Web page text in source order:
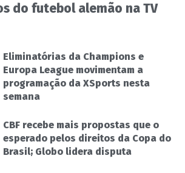
do futebol alemão na TV
Eliminatórias da Champions e
Europa League movimentam a
programação da XSports nesta
semana
CBF recebe mais propostas que o
esperado pelos direitos da Copa do
Brasil; Globo lidera disputa